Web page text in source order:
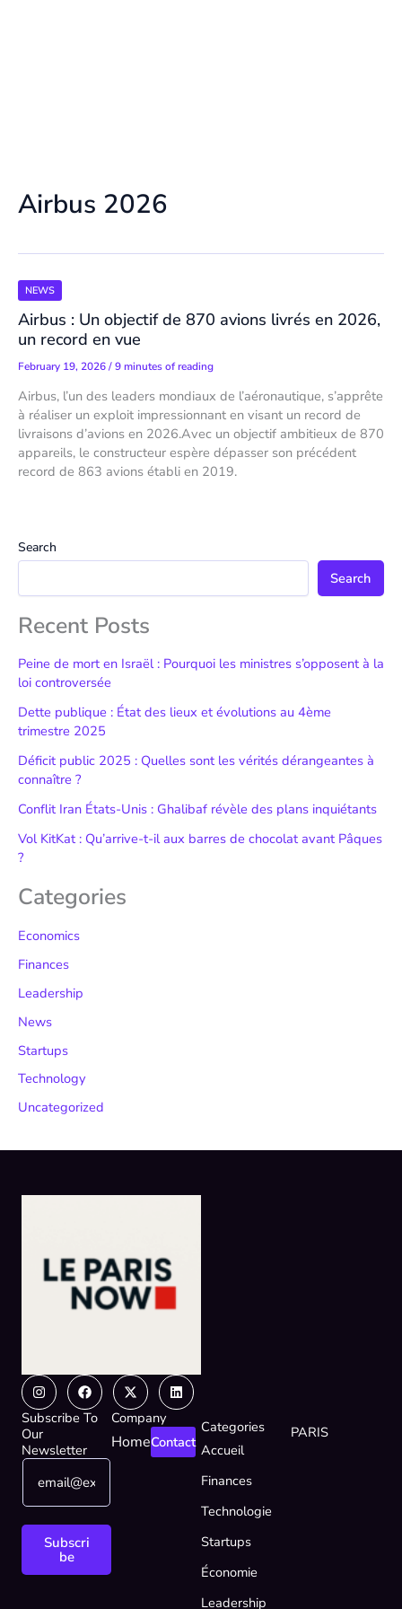
Airbus 2026
NEWS
Airbus : Un objectif de 870 avions livrés en 2026,
un record en vue
February 19, 2026/9 minutes of reading
Airbus, l’un des leaders mondiaux de l’aéronautique, s’apprête
à réaliser un exploit impressionnant en visant un record de
livraisons d’avions en 2026.Avec un objectif ambitieux de 870
appareils, le constructeur espère dépasser son précédent
record de 863 avions établi en 2019.
Search
Search
Recent Posts
Peine de mort en Israël : Pourquoi les ministres s’opposent à la
loi controversée
Dette publique : État des lieux et évolutions au 4ème
trimestre 2025
Déficit public 2025 : Quelles sont les vérités dérangeantes à
connaître ?
Conflit Iran États-Unis : Ghalibaf révèle des plans inquiétants
Vol KitKat : Qu’arrive-t-il aux barres de chocolat avant Pâques
?
Categories
Economics
Finances
Leadership
News
Startups
Technology
Uncategorized
InstagramFacebook
X-
twitter
Linkedin
Subscribe To
Our
Newsletter
E
a
i
m
E
a
Subscri
be
Company
HomeContact
Categories
Accueil
Finances
Technologie
Startups
Économie
Leadership
PARIS